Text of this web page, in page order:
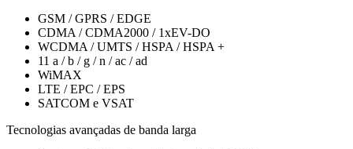
GSM / GPRS / EDGE
CDMA / CDMA2000 / 1xEV-DO
WCDMA / UMTS / HSPA / HSPA +
11 a / b / g / n / ac / ad
WiMAX
LTE / EPC / EPS
SATCOM e VSAT
Tecnologias avançadas de banda larga